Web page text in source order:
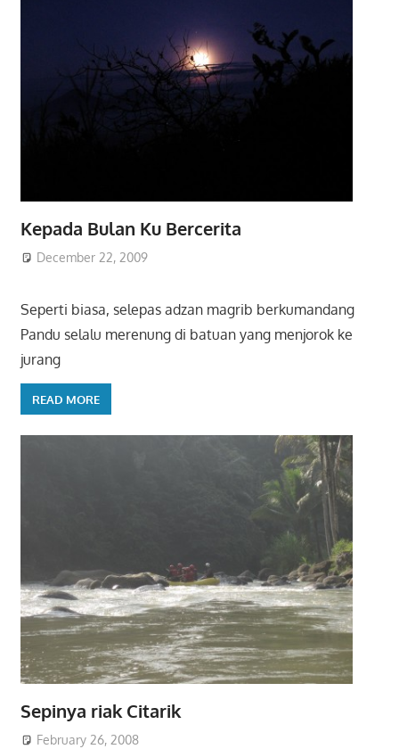
Kepada Bulan Ku Bercerita
December 22, 2009
Seperti biasa, selepas adzan magrib berkumandang
Pandu selalu merenung di batuan yang menjorok ke
jurang
READ MORE
Sepinya riak Citarik
February 26, 2008